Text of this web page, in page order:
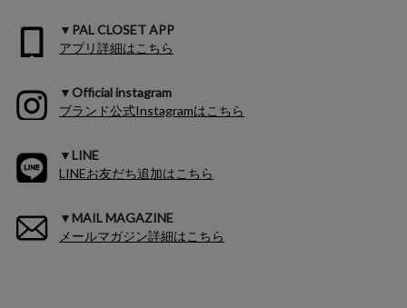
▼PAL CLOSET APP
アプリ詳細はこちら
▼Official instagram
ブランド公式Instagramはこちら
▼LINE
LINEお友だち追加はこちら
▼MAIL MAGAZINE
メールマガジン詳細はこちら